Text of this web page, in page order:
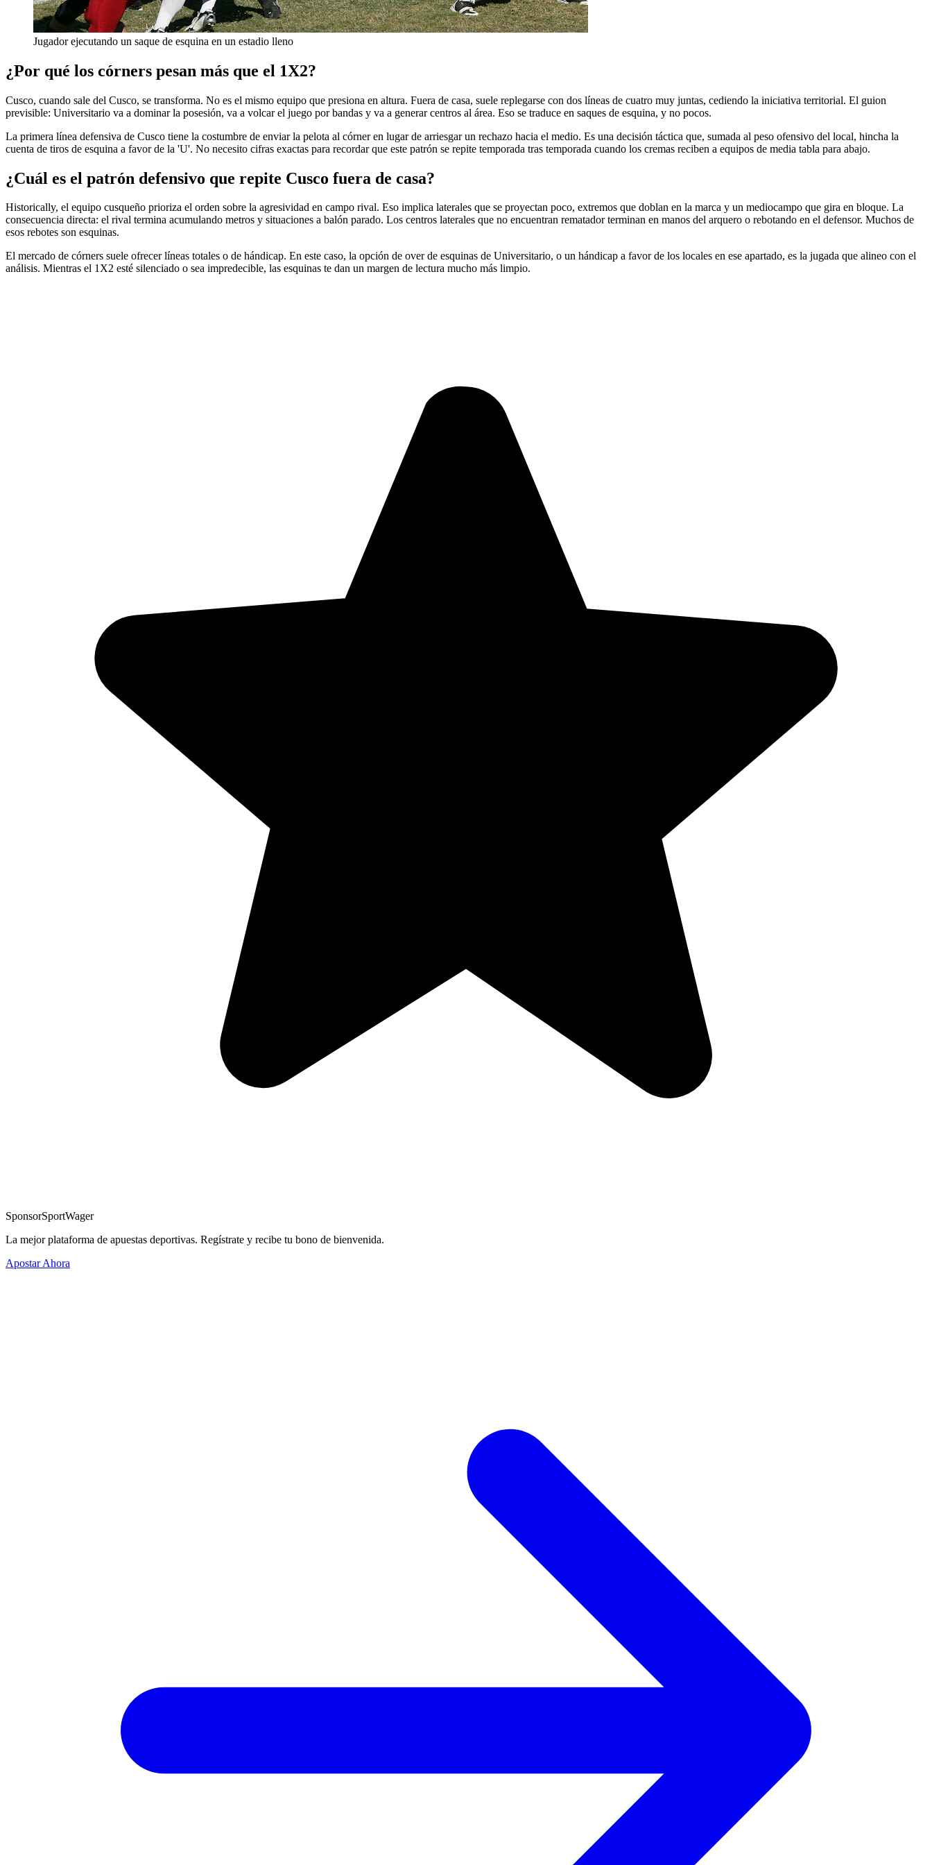
Jugador ejecutando un saque de esquina en un estadio lleno
¿Por qué los córners pesan más que el 1X2?
Cusco, cuando sale del Cusco, se transforma. No es el mismo equipo que presiona en altura. Fuera de casa, suele replegarse con dos líneas de cuatro muy juntas, cediendo la iniciativa territorial. El guion
previsible: Universitario va a dominar la posesión, va a volcar el juego por bandas y va a generar centros al área. Eso se traduce en saques de esquina, y no pocos.
La primera línea defensiva de Cusco tiene la costumbre de enviar la pelota al córner en lugar de arriesgar un rechazo hacia el medio. Es una decisión táctica que, sumada al peso ofensivo del local, hincha la
cuenta de tiros de esquina a favor de la 'U'. No necesito cifras exactas para recordar que este patrón se repite temporada tras temporada cuando los cremas reciben a equipos de media tabla para abajo.
¿Cuál es el patrón defensivo que repite Cusco fuera de casa?
Historically, el equipo cusqueño prioriza el orden sobre la agresividad en campo rival. Eso implica laterales que se proyectan poco, extremos que doblan en la marca y un mediocampo que gira en bloque. La
consecuencia directa: el rival termina acumulando metros y situaciones a balón parado. Los centros laterales que no encuentran rematador terminan en manos del arquero o rebotando en el defensor. Muchos de
esos rebotes son esquinas.
El mercado de córners suele ofrecer líneas totales o de hándicap. En este caso, la opción de over de esquinas de Universitario, o un hándicap a favor de los locales en ese apartado, es la jugada que alineo con el
análisis. Mientras el 1X2 esté silenciado o sea impredecible, las esquinas te dan un margen de lectura mucho más limpio.
SponsorSportWager
La mejor plataforma de apuestas deportivas. Regístrate y recibe tu bono de bienvenida.
Apostar Ahora